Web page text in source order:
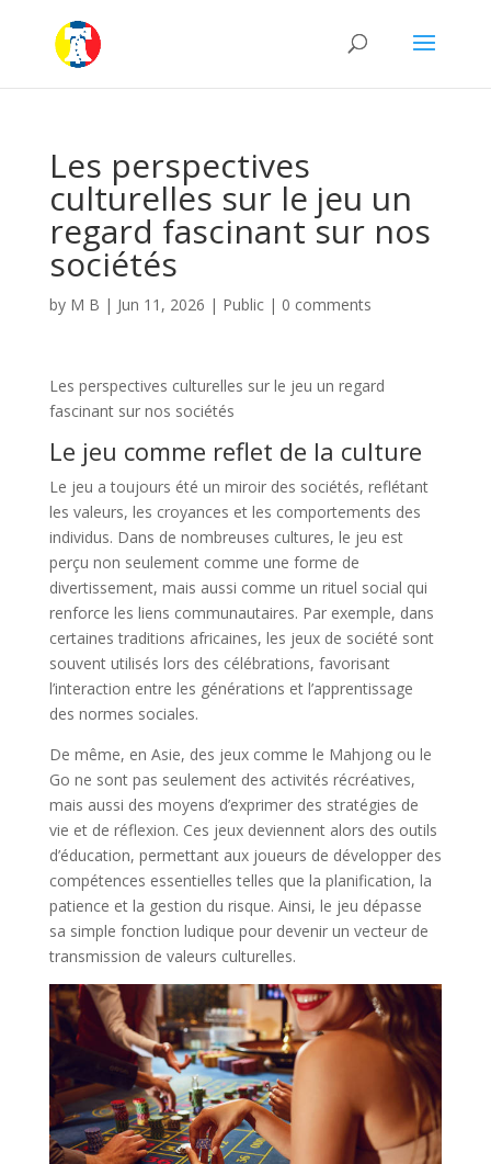
Les perspectives
culturelles sur le jeu un
regard fascinant sur nos
sociétés
by M B | Jun 11, 2026 | Public| 0 comments
Les perspectives culturelles sur le jeu un regard
fascinant sur nos sociétés
Le jeu comme reflet de la culture
Le jeu a toujours été un miroir des sociétés, reflétant
les valeurs, les croyances et les comportements des
individus. Dans de nombreuses cultures, le jeu est
perçu non seulement comme une forme de
divertissement, mais aussi comme un rituel social qui
renforce les liens communautaires. Par exemple, dans
certaines traditions africaines, les jeux de société sont
souvent utilisés lors des célébrations, favorisant
l’interaction entre les générations et l’apprentissage
des normes sociales.
De même, en Asie, des jeux comme le Mahjong ou le
Go ne sont pas seulement des activités récréatives,
mais aussi des moyens d’exprimer des stratégies de
vie et de réflexion. Ces jeux deviennent alors des outils
d’éducation, permettant aux joueurs de développer des
compétences essentielles telles que la planification, la
patience et la gestion du risque. Ainsi, le jeu dépasse
sa simple fonction ludique pour devenir un vecteur de
transmission de valeurs culturelles.